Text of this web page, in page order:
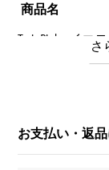
商品名
TwinPinky イエ
モデル名
お支払い・返